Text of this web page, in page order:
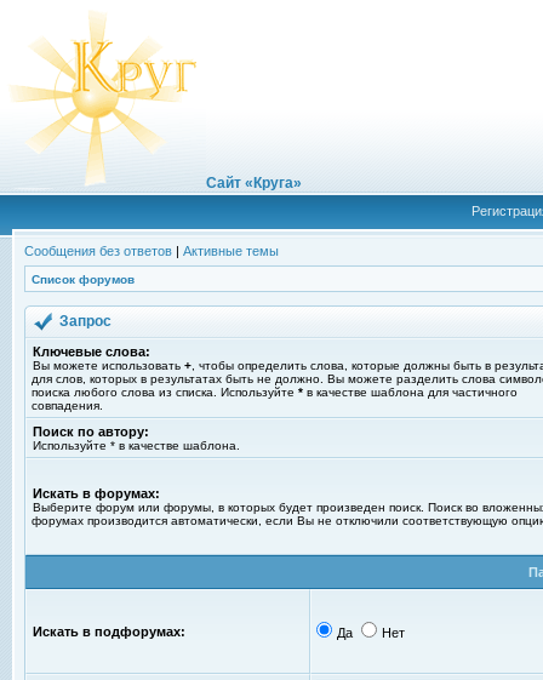
Сайт «Круга»
Сообщения без ответов | Активные темы
Список форумов
Запрос
Ключевые слова:
Вы можете использовать + , чтобы определить слова, которые должны быть в
для слов, которых в результатах быть не должно. Вы можете разделить слова
поиска любого слова из списка. Используйте * в качестве шаблона для частичного
совпадения.
Поиск по автору:
Используйте * в качестве шаблона.
Искать в форумах:
Выберите форум или форумы, в которых будет произведен поиск. Поиск во
форумах производится автоматически, если Вы не отключили соответствующую
Искать в подфорумах: Да Нет